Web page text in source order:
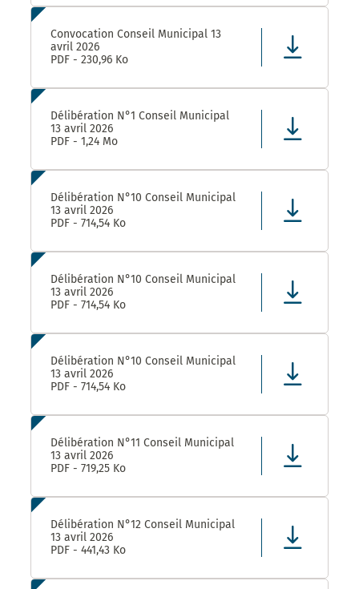
Convocation Conseil Municipal 13
avril 2026
PDF - 230,96 Ko
Délibération N°1 Conseil Municipal
13 avril 2026
PDF - 1,24 Mo
Délibération N°10 Conseil Municipal
13 avril 2026
PDF - 714,54 Ko
Délibération N°10 Conseil Municipal
13 avril 2026
PDF - 714,54 Ko
Délibération N°10 Conseil Municipal
13 avril 2026
PDF - 714,54 Ko
Délibération N°11 Conseil Municipal
13 avril 2026
PDF - 719,25 Ko
Délibération N°12 Conseil Municipal
13 avril 2026
PDF - 441,43 Ko